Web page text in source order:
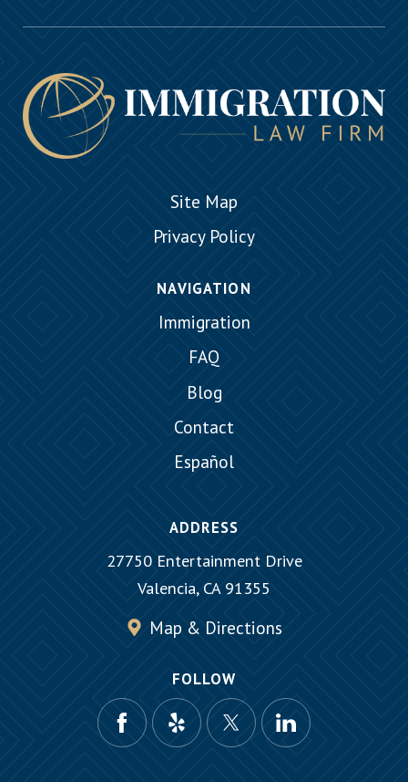
Site Map
Privacy Policy
NAVIGATION
Immigration
FAQ
Blog
Contact
Español
ADDRESS
27750 Entertainment Drive
Valencia, CA 91355
Map & Directions
FOLLOW